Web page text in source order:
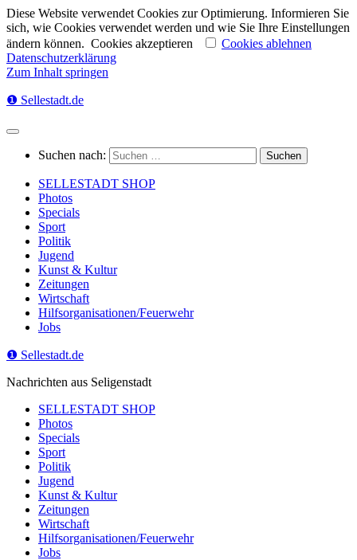
Diese Website verwendet Cookies zur Optimierung. Informieren Sie
sich, wie Cookies verwendet werden und wie Sie Ihre Einstellungen
ändern können. Cookies akzeptieren
Cookies ablehnen
Datenschutzerklärung
Zum Inhalt springen
❶ Sellestadt.de
Suchen nach:
SELLESTADT SHOP
Photos
Specials
Sport
Politik
Jugend
Kunst & Kultur
Zeitungen
Wirtschaft
Hilfsorganisationen/Feuerwehr
Jobs
❶ Sellestadt.de
Nachrichten aus Seligenstadt
SELLESTADT SHOP
Photos
Specials
Sport
Politik
Jugend
Kunst & Kultur
Zeitungen
Wirtschaft
Hilfsorganisationen/Feuerwehr
Jobs